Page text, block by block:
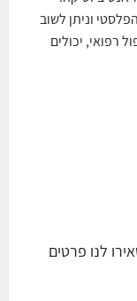
וניתן לשוב
רפואי, יכולים
לנו פרטים